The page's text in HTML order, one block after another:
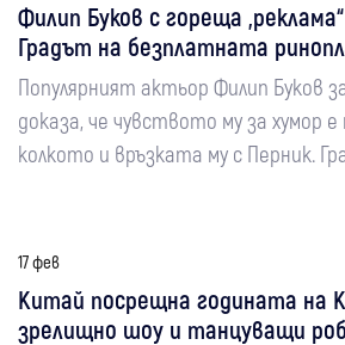
Филип Буков с гореща
Градът на безплатната
Популярният актьор Филип Буков
доказа, че чувството му за хумор е
колкото и връзката му с Перник.
17 фев
Китай посрещна годината на
зрелищно шоу и танцуващи